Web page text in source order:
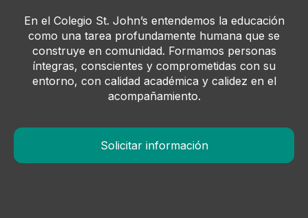
En el Colegio St. John’s entendemos la educación
como una tarea profundamente humana que se
construye en comunidad. Formamos personas
íntegras, conscientes y comprometidas con su
entorno, con calidad académica y calidez en el
acompañamiento.
Solicitar información